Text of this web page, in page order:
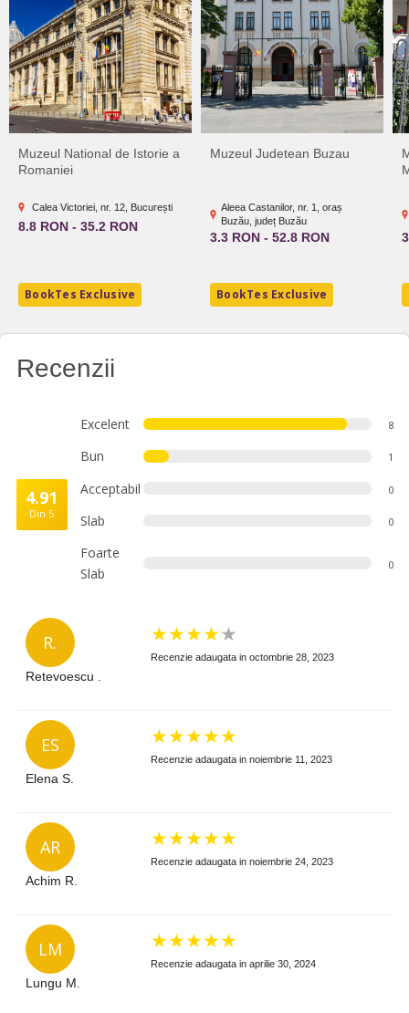
Muzeul National de Istorie a
Romaniei
Calea Victoriei, nr. 12, București
8.8 RON - 35.2 RON
BookTes Exclusive
Muzeul Judetean Buzau
Aleea Castanilor, nr. 1, oraș
Buzău, județ Buzău
3.3 RON - 52.8 RON
BookTes Exclusive
Recenzii
4.91
Din 5
Excelent 8
Bun 1
Acceptabil 0
Slab 0
Foarte
Slab
0
R.
Retevoescu .
★★★★★
Recenzie adaugata in octombrie 28, 2023
ES
Elena S.
★★★★★
Recenzie adaugata in noiembrie 11, 2023
AR
Achim R.
★★★★★
Recenzie adaugata in noiembrie 24, 2023
LM
Lungu M.
★★★★★
Recenzie adaugata in aprilie 30, 2024